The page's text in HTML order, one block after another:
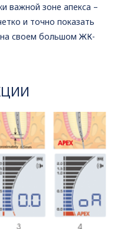
важной зоне апекса –
и точно показать
на своем большом ЖК-